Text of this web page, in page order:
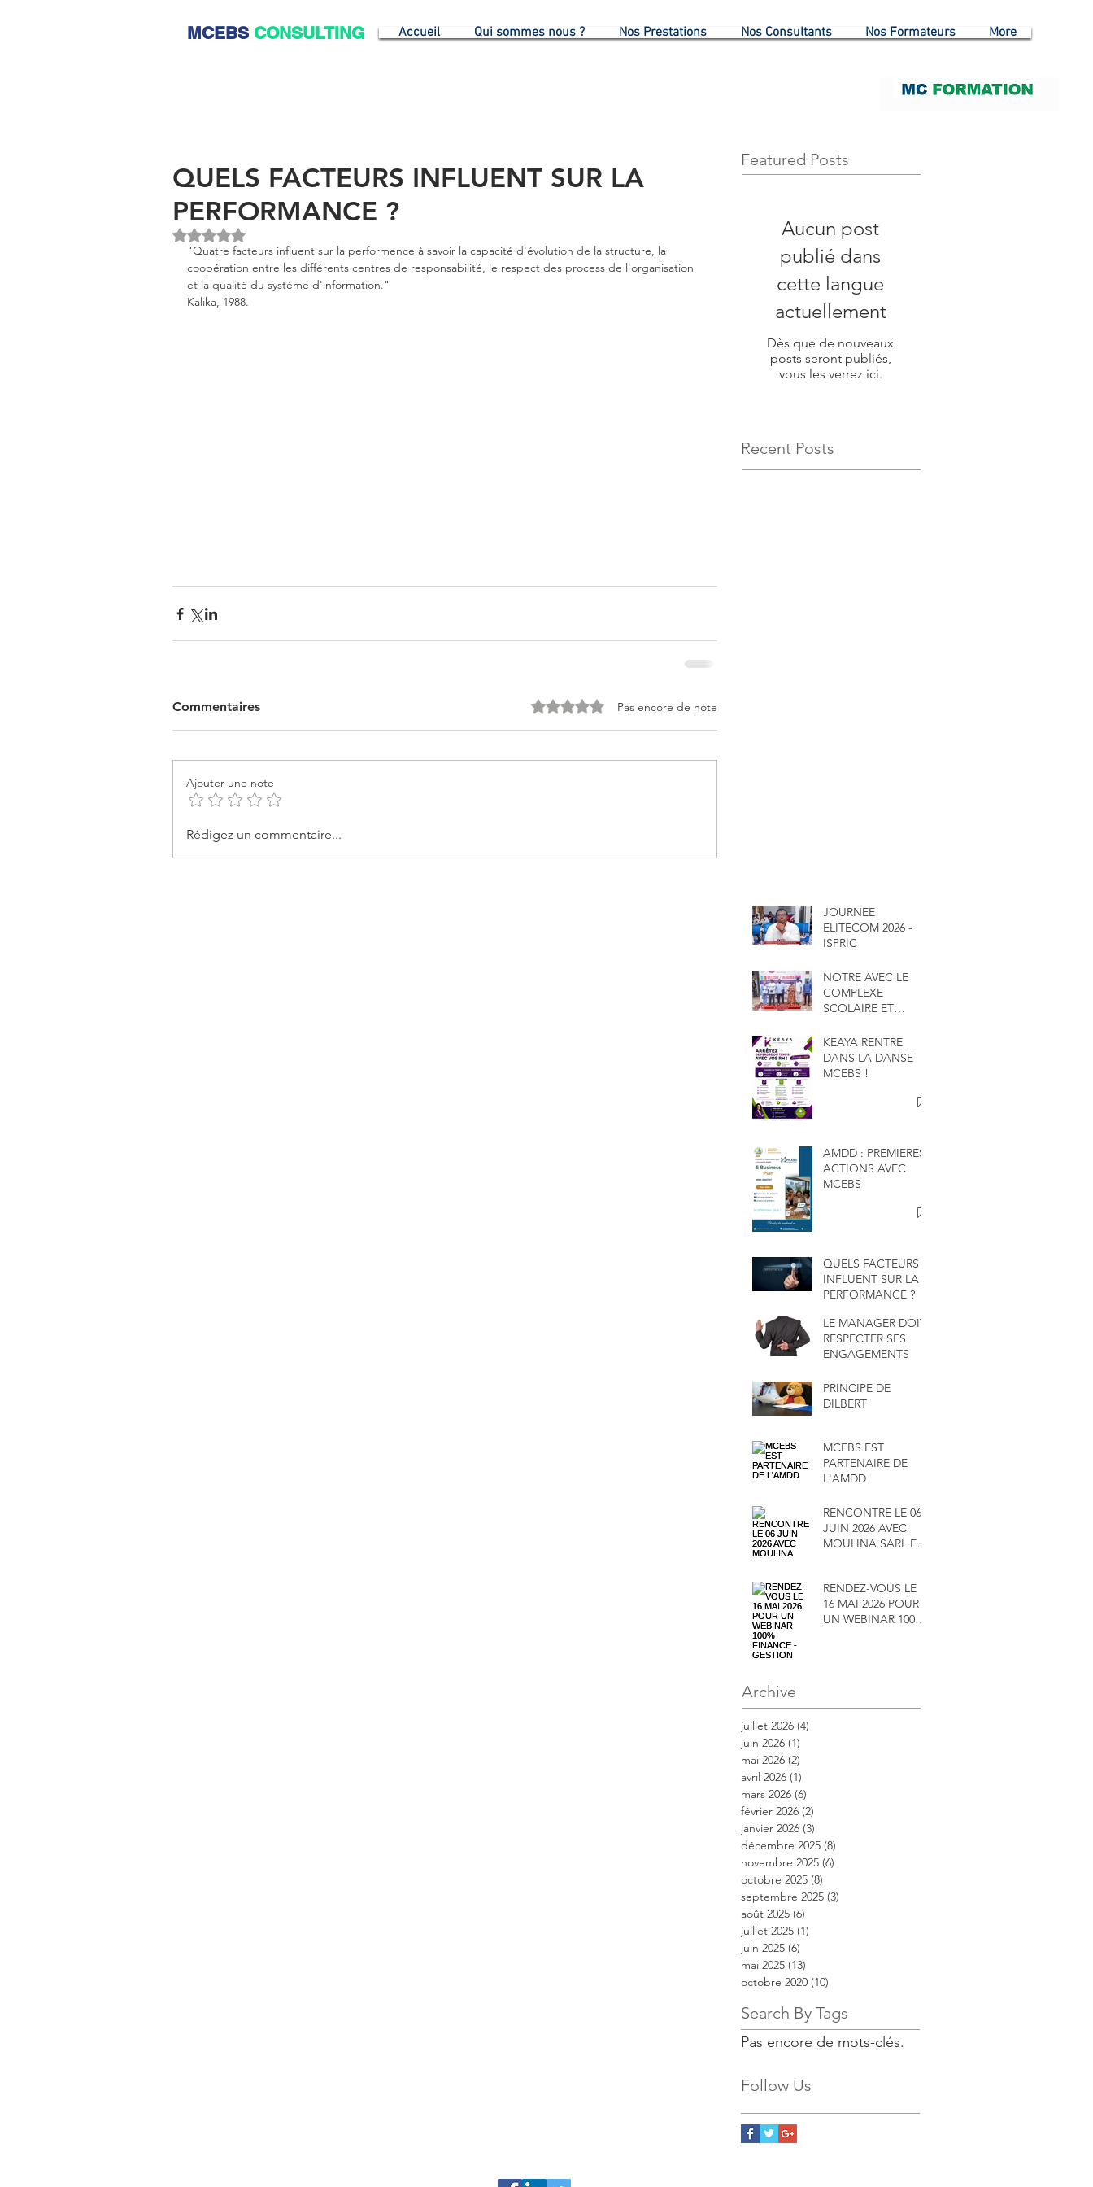
MCEBS CONSULTING Accueil Qui sommes nous ? Nos Prestations Nos Consultants Nos Formateurs More
QUELS FACTEURS INFLUENT SUR LA
PERFORMANCE ?
Noté NaN étoiles sur 5.
"Quatre facteurs influent sur la performence à savoir la capacité d'évolution de la structure, la
coopération entre les différents centres de responsabilité, le respect des process de l'organisation
et la qualité du système d'information."
Kalika, 1988.
Commentaires Noté 0 étoile sur 5.Pas encore de note
Ajouter une note
Rédigez un commentaire...
Featured Posts
Aucun post
publié dans
cette langue
actuellement
Dès que de nouveaux
posts seront publiés,
vous les verrez ici.
Recent Posts
JOURNEE
ELITECOM 2026 -
ISPRIC
NOTRE AVEC LE
COMPLEXE
SCOLAIRE ET
GAKOU
KEAYA RENTRE
DANS LA DANSE
MCEBS !
AMDD : PREMIERES
ACTIONS AVEC
MCEBS
QUELS FACTEURS
INFLUENT SUR LA
PERFORMANCE ?
LE MANAGER DOIT
RESPECTER SES
ENGAGEMENTS
PRINCIPE DE
DILBERT
MCEBS EST
PARTENAIRE DE
L'AMDD
RENCONTRE LE 06
JUIN 2026 AVEC
MOULINA SARL ET
MAÏMOUNA
SALAMENTA
RENDEZ-VOUS LE
16 MAI 2026 POUR
UN WEBINAR 100%
Archive
juillet 2026 (4)
juin 2026 (1)
mai 2026 (2)
avril 2026 (1)
mars 2026 (6)
février 2026 (2)
janvier 2026 (3)
décembre 2025 (8)
novembre 2025 (6)
octobre 2025 (8)
septembre 2025 (3)
août 2025 (6)
juillet 2025 (1)
juin 2025 (6)
mai 2025 (13)
octobre 2020 (10)
Search By Tags
Pas encore de mots-clés.
Follow Us